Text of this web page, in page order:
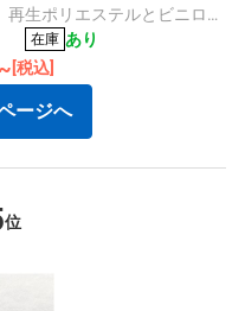
生ポリエステルとビニロン
ルターです。
在庫 あり
[税込]
ージへ
位